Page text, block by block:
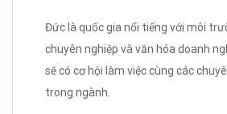
Đức là quốc gia nổi tiếng với môi
chuyên nghiệp và văn hóa doanh
sẽ có cơ hội làm việc cùng các
trong ngành.